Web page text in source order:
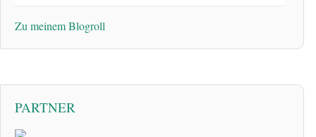
Zu meinem Blogroll
PARTNER